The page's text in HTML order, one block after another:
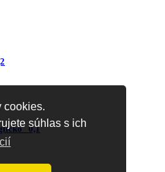
cookies.
súhlas s ich
0,1